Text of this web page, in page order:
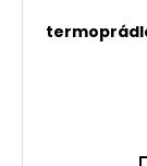
termoprádlo